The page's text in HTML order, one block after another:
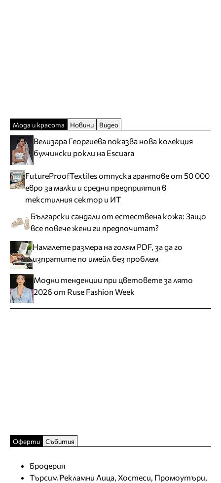
Мода и красота Новини Видео
Велизара Георгиева показва нова колекция
булчински рокли на Escuara
FutureProofTextiles отпуска грантове от 50 000
евро за малки и средни предприятия в
текстилния сектор и ИТ
Български сандали от естествена кожа: Защо
все повече жени ги предпочитат?
Намалете размера на голям PDF, за да го
изпратите по имейл без проблем
Модни тенденции при цветовете за лято
2026 от Ruse Fashion Week
Оферти Събития
Бродерия
Търсим Рекламни Лица, Хостеси, Промоутъри,